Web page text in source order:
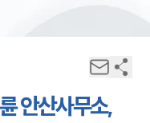
안산사무소,